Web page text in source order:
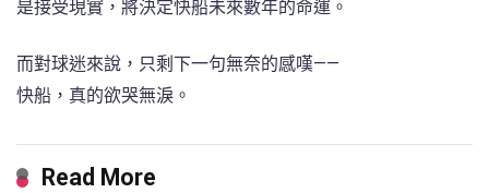
是接受現實，將決定快船未來數年的命運。
而對球迷來說，只剩下一句無奈的感嘆——
快船，真的欲哭無淚。
Read More